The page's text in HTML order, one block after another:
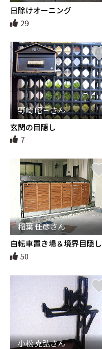
日除けオーニング
29
野崎 昭三さん
玄関の目隠し
7
稲葉 任彦さん
自転車置き場＆境界目隠し
50
小松 克弘さん